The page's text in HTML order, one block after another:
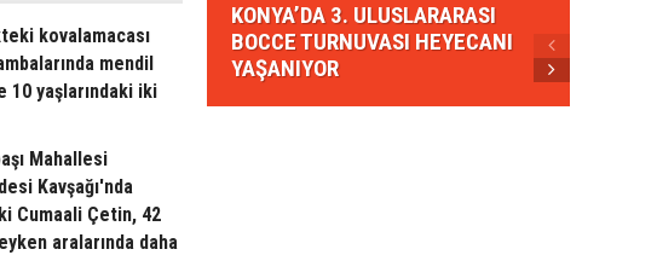
kovalamacası
mendil
10 yaşlarındaki iki
Mahallesi
Kavşağı'nda
Cumaali Çetin, 42
aralarında daha
KONYA’DA 3. ULUSLARARASI
BOCCE TURNUVASI HEYECANI
YAŞANIYOR